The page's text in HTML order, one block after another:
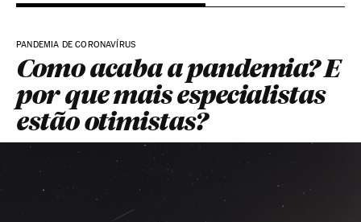
PANDEMIA DE CORONAVÍRUS
Como acaba a pandemia? E
por que mais especialistas
estão otimistas?